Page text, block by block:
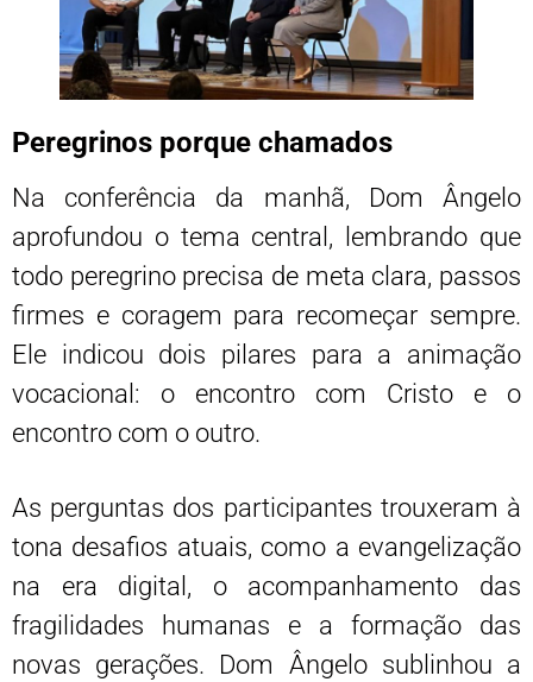
Peregrinos porque chamados
Na conferência da manhã, Dom Ângelo
aprofundou o tema central, lembrando que
todo peregrino precisa de meta clara, passos
firmes e coragem para recomeçar sempre.
Ele indicou dois pilares para a animação
vocacional: o encontro com Cristo e o
encontro com o outro.
As perguntas dos participantes trouxeram à
tona desafios atuais, como a evangelização
na era digital, o acompanhamento das
fragilidades humanas e a formação das
novas gerações. Dom Ângelo sublinhou a